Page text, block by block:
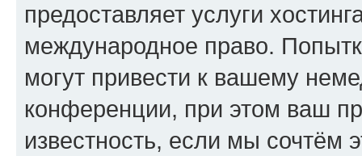
предоставляет услуги
международное право.
могут привести к вашему
конференции, при этом ваш
известность, если мы сочтём